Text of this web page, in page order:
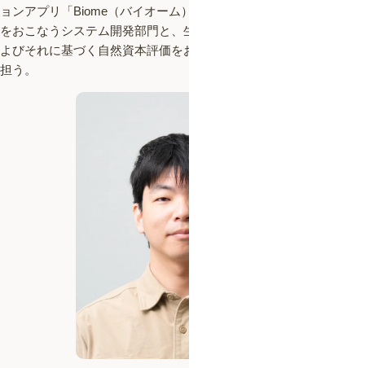
ョンアプリ「Biome（バイオーム）」をはじめとする自社開発業務
をおこなうシステム開発部門と、生物多様性ビッグデータ解析お
よびそれに基づく自然資本評価をおこなう研究開発部門の統括を
担う。